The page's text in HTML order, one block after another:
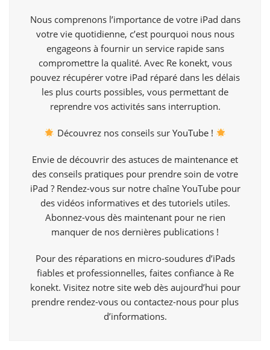
Nous comprenons l’importance de votre iPad dans
votre vie quotidienne, c’est pourquoi nous nous
engageons à fournir un service rapide sans
compromettre la qualité. Avec Re konekt, vous
pouvez récupérer votre iPad réparé dans les délais
les plus courts possibles, vous permettant de
reprendre vos activités sans interruption.
Découvrez nos conseils surYouTube !
Envie de découvrir des astuces de maintenance et
des conseils pratiques pour prendre soin de votre
iPad ? Rendez-vous sur notre chaîne YouTube pour
des vidéos informatives et des tutoriels utiles.
Abonnez-vous dès maintenant pour ne rien
manquer de nos dernières publications !
Pour des réparations en micro-soudures d’iPads
fiables et professionnelles, faites confiance à Re
konekt. Visitez notre site web dès aujourd’hui pour
prendre rendez-vous ou contactez-nous pour plus
d’informations.